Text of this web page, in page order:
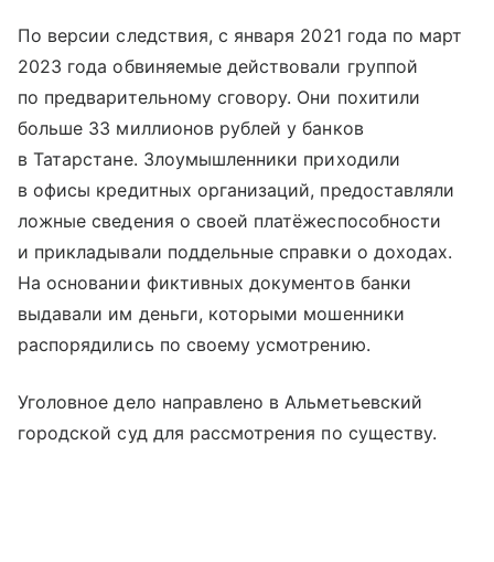
По версии следствия, с января 2021 года по март
2023 года обвиняемые действовали группой
по предварительному сговору. Они похитили
больше 33 миллионов рублей у банков
в Татарстане. Злоумышленники приходили
в офисы кредитных организаций, предоставляли
ложные сведения о своей платёжеспособности
и прикладывали поддельные справки о доходах.
На основании фиктивных документов банки
выдавали им деньги, которыми мошенники
распорядились по своему усмотрению.
Уголовное дело направлено в Альметьевский
городской суд для рассмотрения по существу.